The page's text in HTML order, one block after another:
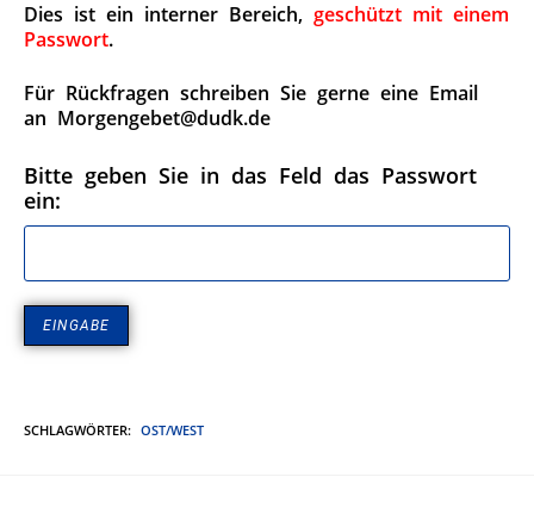
Dies ist ein interner Bereich, geschützt mit einem
Passwort.
Für Rückfragen schreiben Sie gerne eine Email
an Morgengebet@dudk.de
Bitte geben Sie in das Feld das Passwort
ein:
SCHLAGWÖRTER: OST/WEST